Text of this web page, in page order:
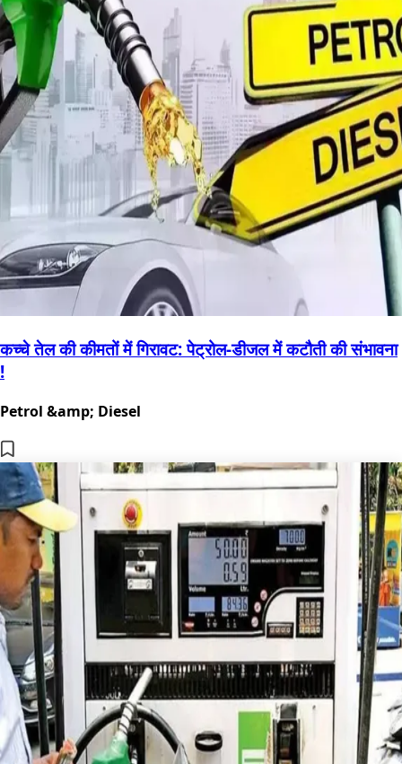
कच्चे तेल की कीमतों में गिरावट: पेट्रोल-डीजल में कटौती की संभावना
!
Petrol &amp; Diesel